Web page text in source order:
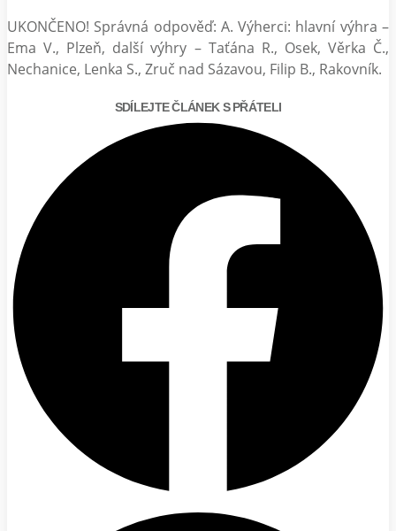
UKONČENO! Správná odpověď: A. Výherci: hlavní výhra –
Ema V., Plzeň, další výhry – Taťána R., Osek, Věrka Č.,
Nechanice, Lenka S., Zruč nad Sázavou, Filip B., Rakovník.
SDÍLEJTE ČLÁNEK S PŘÁTELI